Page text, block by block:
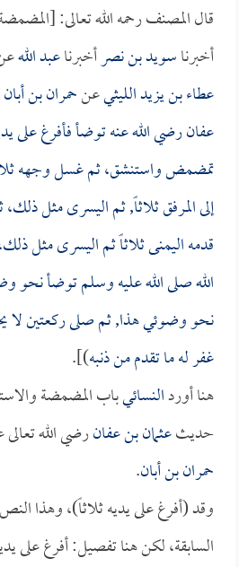
قال المصنف رحمه الله تعالى:
أخبرناسويد بن نصرأخبرناعبد الله
عطاء بن يزيد الليثيعنحمران بن أبان
عفانرضي الله عنه توضأ فأفرغ على
تمضمض واستنشق، ثم غسل وجهه
إلى المرفق ثلاثاً, ثم اليسرى مثل
قدمه اليمنى ثلاثاً ثم اليسرى مثل
الله صلى الله عليه وسلم توضأ
نحو وضوئي هذا, ثم صلى ركعتين لا
غفر له ما تقدم من ذنبه)].
هنا أوردالنسائيباب المضمضة
حديثعثمان بن عفانرضي الله
حمران بن أبان.
وقد (أفرغ على يديه ثلاثاً)، وهذا
السابقة، لكن هنا تفصيل: أفرغ على